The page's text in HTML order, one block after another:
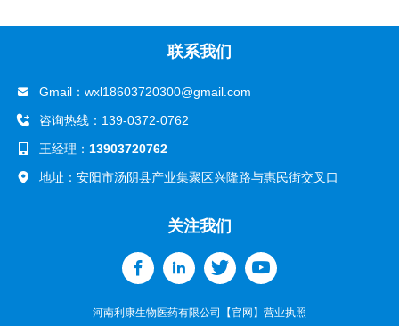
联系我们
Gmail： wxl18603720300@gmail.com
咨询热线：139-0372-0762
王经理： 13903720762
地址：安阳市汤阴县产业集聚区兴隆路与惠民街交叉口
关注我们
河南利康生物医药有限公司【官网】 营业执照